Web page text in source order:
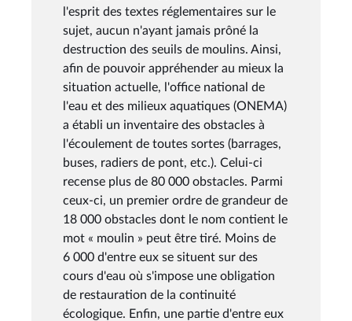
l'esprit des textes réglementaires sur le
sujet, aucun n'ayant jamais prôné la
destruction des seuils de moulins. Ainsi,
afin de pouvoir appréhender au mieux la
situation actuelle, l'office national de
l'eau et des milieux aquatiques (ONEMA)
a établi un inventaire des obstacles à
l'écoulement de toutes sortes (barrages,
buses, radiers de pont, etc.). Celui-ci
recense plus de 80 000 obstacles. Parmi
ceux-ci, un premier ordre de grandeur de
18 000 obstacles dont le nom contient le
mot « moulin » peut être tiré. Moins de
6 000 d'entre eux se situent sur des
cours d'eau où s'impose une obligation
de restauration de la continuité
écologique. Enfin, une partie d'entre eux